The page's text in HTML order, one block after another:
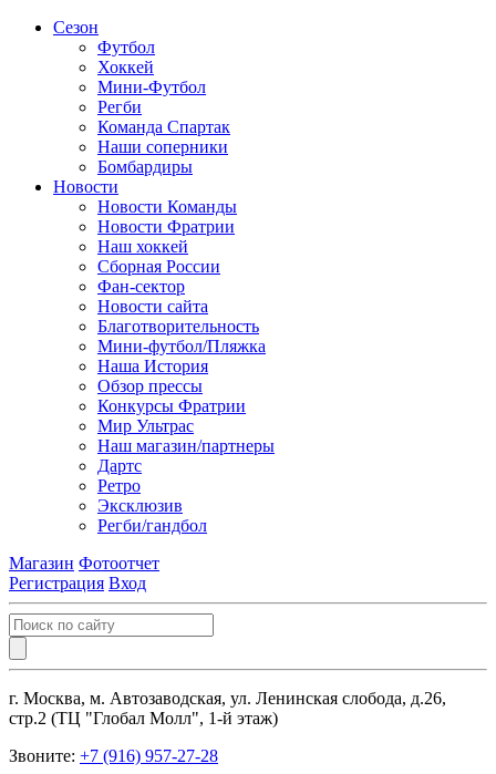
Сезон
Футбол
Хоккей
Мини-Футбол
Регби
Команда Спартак
Наши соперники
Бомбардиры
Новости
Новости Команды
Новости Фратрии
Наш хоккей
Сборная России
Фан-cектор
Новости сайта
Благотворительность
Мини-футбол/Пляжка
Наша История
Обзор прессы
Конкурсы Фратрии
Мир Ультрас
Наш магазин/партнеры
Дартс
Ретро
Эксклюзив
Регби/гандбол
Магазин Фотоотчет
Регистрация Вход
г. Москва, м. Автозаводская, ул. Ленинская слобода, д.26,
стр.2 (ТЦ "Глобал Молл", 1-й этаж)
Звоните: +7 (916) 957-27-28